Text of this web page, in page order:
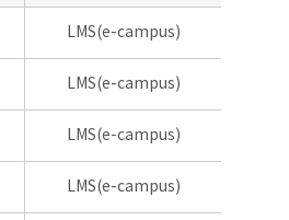
LMS(e-campus)
LMS(e-campus)
LMS(e-campus)
LMS(e-campus)